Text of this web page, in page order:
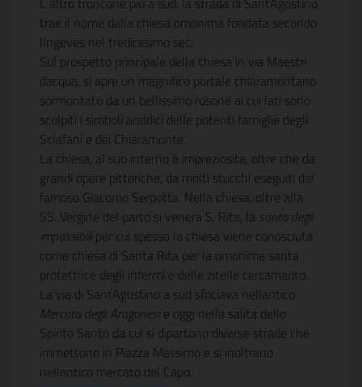
trae il nome dalla chiesa omonima fondata secondo
lIngeves nel tredicesimo sec.
Sul prospetto principale della chiesa in via Maestri
dacqua, si apre un magnifico portale chiaramontano
sormontato da un bellissimo rosone ai cui lati sono
scolpiti i simboli araldici delle potenti famiglie degli
Sclafani e dei Chiaramonte.
La chiesa, al suo interno è impreziosita, oltre che da
grandi opere pittoriche, da molti stucchi eseguiti dal
famoso Giacomo Serpotta. Nella chiesa, oltre alla
SS. Vergine del parto si venera S. Rita, la santa degli
impossibiliper cui spesso la chiesa viene conosciuta
come chiesa di Santa Rita per la omonima santa
protettrice degli infermi e delle zitelle cercamarito.
La via di SantAgostino a sud sfociava nellantico
Mercato degli Aragonesi e oggi nella salita dello
Spirito Santo da cui si dipartono diverse strade che
immettono in Piazza Massimo e si inoltrano
nellantico mercato del Capo.